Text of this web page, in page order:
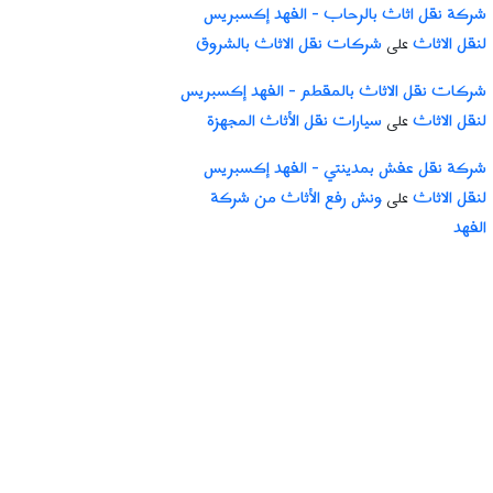
شركة نقل اثاث بالرحاب - الفهد إكسبريس
لنقل الاثاثعلىشركات نقل الاثاث بالشروق
شركات نقل الاثاث بالمقطم - الفهد إكسبريس
لنقل الاثاثعلىسيارات نقل الأثاث المجهزة
شركة نقل عفش بمدينتي - الفهد إكسبريس
لنقل الاثاثعلىونش رفع الأثاث من شركة
الفهد